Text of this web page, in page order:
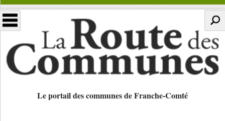
Le portail des communes de Franche-Comté